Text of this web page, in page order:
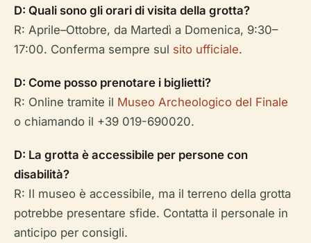
D: Quali sono gli orari di visita della grotta?
R: Aprile–Ottobre, da Martedì a Domenica, 9:30–
17:00. Conferma sempre sul sito ufficiale.
D: Come posso prenotare i biglietti?
R: Online tramite il Museo Archeologico del Finale
o chiamando il +39 019-690020.
D: La grotta è accessibile per persone con
disabilità?
R: Il museo è accessibile, ma il terreno della grotta
potrebbe presentare sfide. Contatta il personale in
anticipo per consigli.